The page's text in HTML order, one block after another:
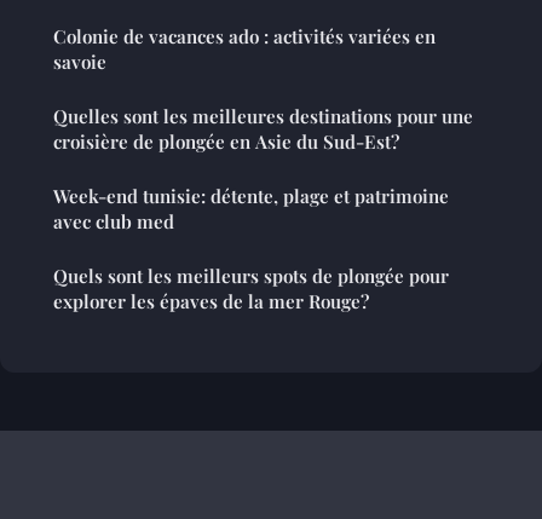
Colonie de vacances ado : activités variées en
savoie
Quelles sont les meilleures destinations pour une
croisière de plongée en Asie du Sud-Est?
Week-end tunisie: détente, plage et patrimoine
avec club med
Quels sont les meilleurs spots de plongée pour
explorer les épaves de la mer Rouge?